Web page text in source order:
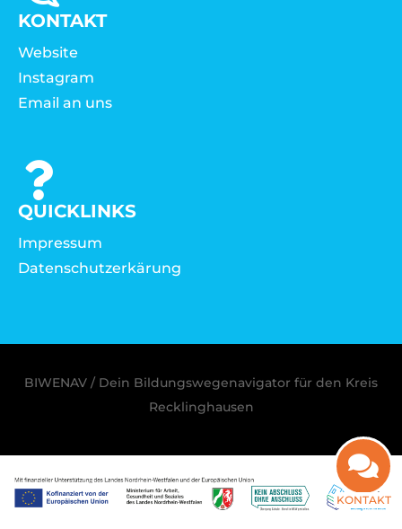
KONTAKT
Website
Instagram
Email an uns
QUICKLINKS
Impressum
Datenschutzerkärung
BIWENAV / Dein Bildungswegenavigator für den Kreis
Recklinghausen
KONTAKT